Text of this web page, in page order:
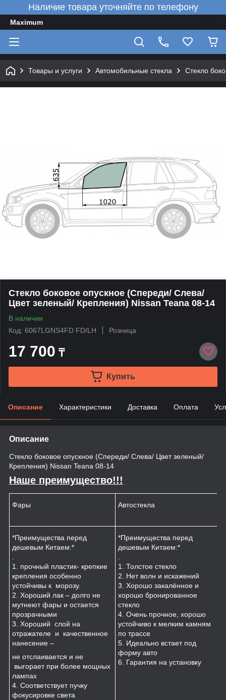
Наличие товара уточняйте по телефону
Maximum
Товары и услуги Автомобильные стекла Стекло
Стекло боковое опускное (Спереди/ Слева/
Цвет зеленый/ Крепления) Nissan Teana 08-14
В наличии
Код: 6067LGNS4FD FD/LH
Розница
17 700 ₸
Купить
Описание Характеристики Доставка Оплата
Описание
Стекло боковое опускное (Спереди/ Слева/ Цвет зеленый/
Крепления) Nissan Teana 08-14
Наше преимущество!!!
Фары Автостекла
*Преимущества перед
дешевым Китаем:*
.
1. прочный пластик- крепкие
крепления особенно
устойчивы к морозу.
2. Хороший лак – долго не
мутнеют фары и остается
прозрачными
3. Хороший слой на
отражателе и качественное
нанесение –
не отслаивается и не
выгорает при более мощных
лампах
4. Соответствует пучку
фокусировке света
*Преимущества перед
дешевым Китаем:*
.
1. Толстое стекло
2. Нет волн и искажений
3. Хорошо закалённое и
хорошо бронированное
стекло
4. Очень прочное, хорошо
устойчиво к мелким камням
по трассе
5. Идеально встает под
форму авто
6. Гарантия на установку